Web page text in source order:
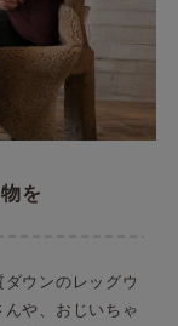
を
ウンのレッグウ
や、おじいちゃ